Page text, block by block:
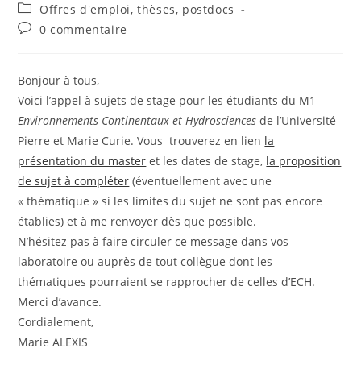
Offres d'emploi, thèses, postdocs
0 commentaire
Bonjour à tous,
Voici l’appel à sujets de stage pour les étudiants du M1
Environnements Continentaux et Hydrosciencesde l’Université
Pierre et Marie Curie. Vous trouverez en lien la
présentation du master et les dates de stage, la proposition
de sujet à compléter (éventuellement avec une
« thématique » si les limites du sujet ne sont pas encore
établies) et à me renvoyer dès que possible.
N’hésitez pas à faire circuler ce message dans vos
laboratoire ou auprès de tout collègue dont les
thématiques pourraient se rapprocher de celles d’ECH.
Merci d’avance.
Cordialement,
Marie ALEXIS